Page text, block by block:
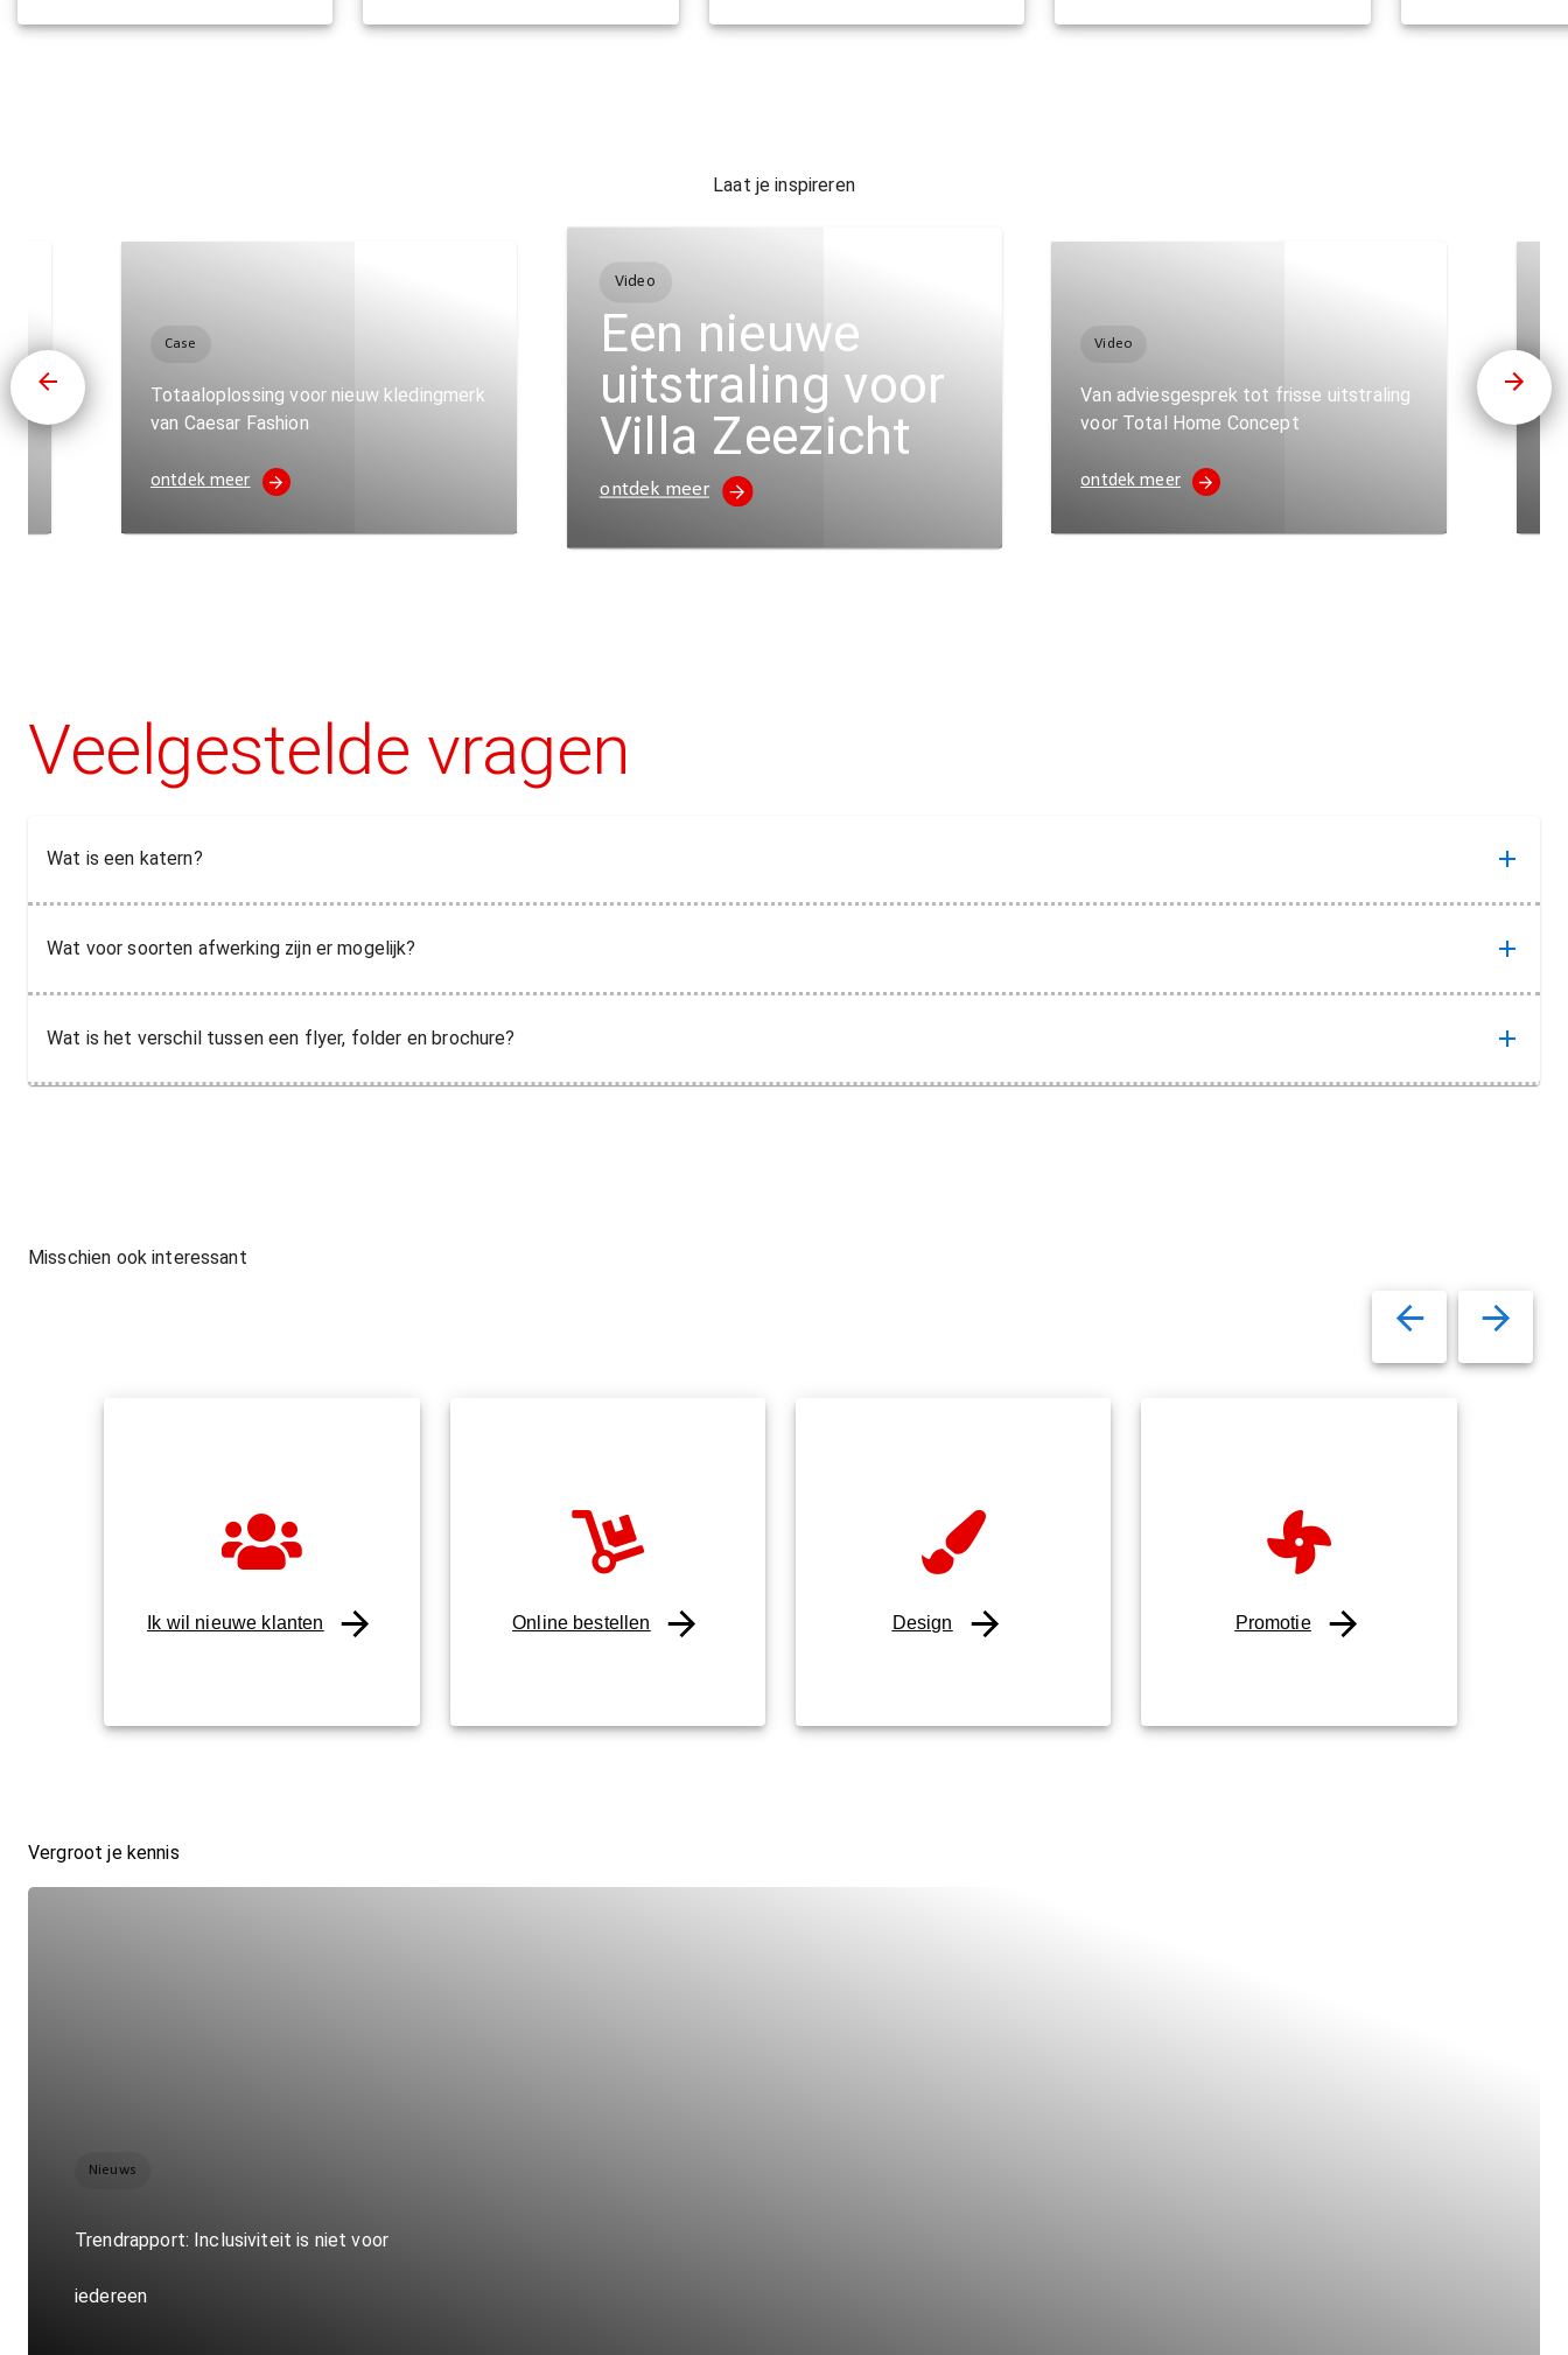
Laat je inspireren
Case
Totaaloplossing voor nieuw kledingmerk
van Caesar Fashion
ontdek meer
Video
Een nieuwe
uitstraling voor
Villa Zeezicht
ontdek meer
Video
Van adviesgesprek tot frisse uitstraling
voor Total Home Concept
ontdek meer
Veelgestelde vragen
Wat is een katern?
Wat voor soorten afwerking zijn er mogelijk?
Wat is het verschil tussen een flyer, folder en brochure?
Misschien ook interessant
Ik wil nieuwe klanten Online bestellen Design Promotie
Vergroot je kennis
Nieuws
Trendrapport: Inclusiviteit is niet voor
iedereen